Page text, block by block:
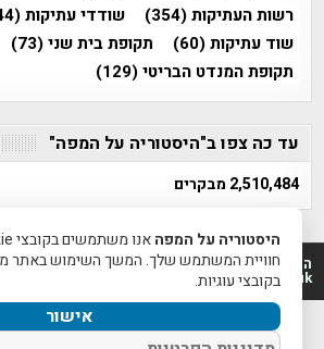
רשות העתיקות(354) שודדי עתיקות(44)
שוד עתיקות(60) תקופת בית שני(73)
תקופת המנדט הבריטי(129)
עד כה צפו ב"היסטוריה על המפה"
2,510,484 מבקרים
www.mapah.co.il | www.tegart.uk
היסטוריה על המפה
חוויית המשתמש שלך. המשך השימוש באתר
בקובצי עוגיות.
אישור